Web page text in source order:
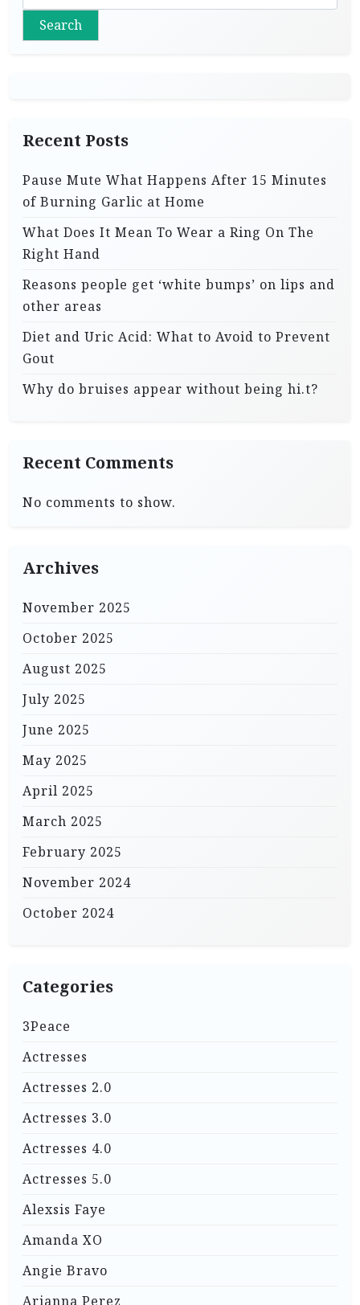
Search
Recent Posts
Pause Mute What Happens After 15 Minutes
of Burning Garlic at Home
What Does It Mean To Wear a Ring On The
Right Hand
Reasons people get ‘white bumps’ on lips and
other areas
Diet and Uric Acid: What to Avoid to Prevent
Gout
Why do bruises appear without being hi.t?
Recent Comments
No comments to show.
Archives
November 2025
October 2025
August 2025
July 2025
June 2025
May 2025
April 2025
March 2025
February 2025
November 2024
October 2024
Categories
3Peace
Actresses
Actresses 2.0
Actresses 3.0
Actresses 4.0
Actresses 5.0
Alexsis Faye
Amanda XO
Angie Bravo
Arianna Perez